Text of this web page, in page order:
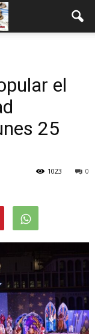
el
25
0
1023